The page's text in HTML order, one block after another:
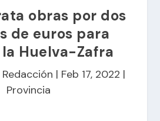
obras por dos
de euros para
Huelva-Zafra
Redacción | Feb 17, 2022 |
Provincia